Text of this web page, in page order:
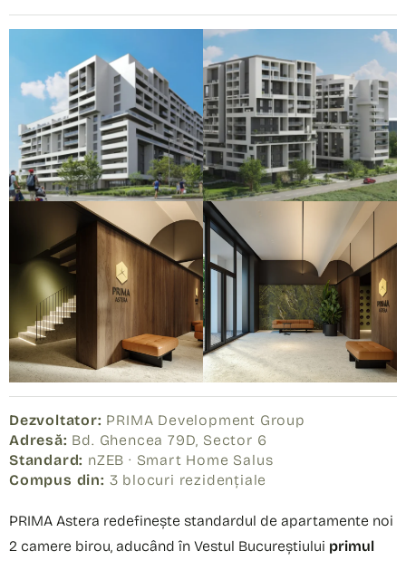
Dezvoltator: PRIMA Development Group
Adresă: Bd. Ghencea 79D, Sector 6
Standard: nZEB · Smart Home Salus
Compus din: 3 blocuri rezidențiale
PRIMA Astera redefinește standardul de apartamente noi
2 camere birou, aducând în Vestul Bucureștiului primul